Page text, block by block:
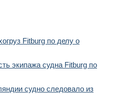
Fitburg по делу о
экипажа судна Fitburg по
судно следовало из